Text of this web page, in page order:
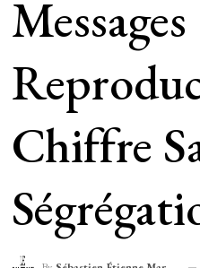
Messages
Chiffre